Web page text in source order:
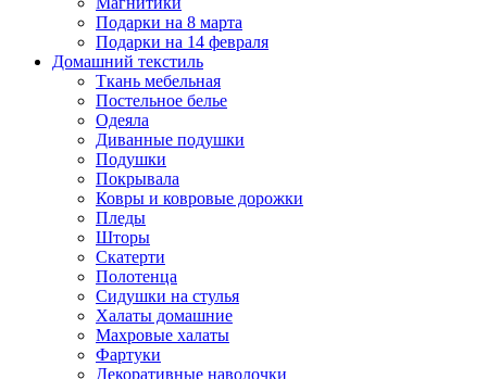
Подарки на 8 марта
Подарки на 14 февраля
Домашний текстиль
Ткань мебельная
Постельное белье
Одеяла
Диванные подушки
Подушки
Покрывала
Ковры и ковровые дорожки
Пледы
Шторы
Скатерти
Полотенца
Сидушки на стулья
Халаты домашние
Махровые халаты
Фартуки
Декоративные наволочки